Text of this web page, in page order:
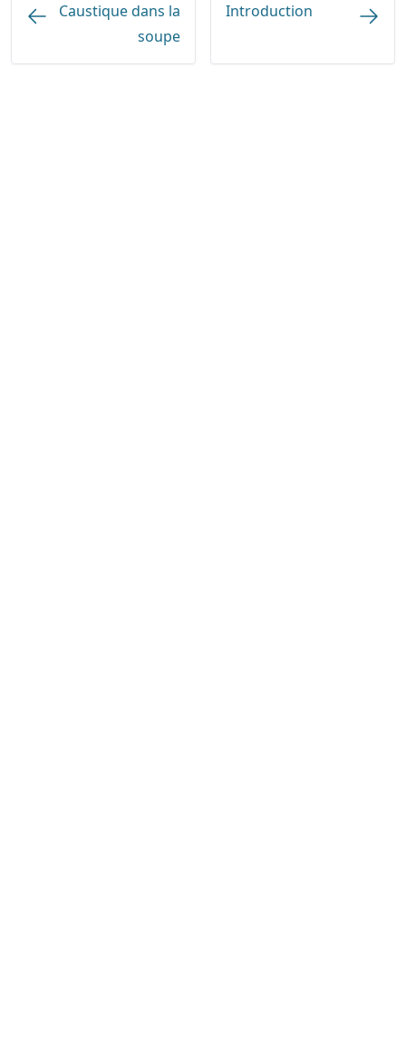
Caustique dans la
soupe
Introduction